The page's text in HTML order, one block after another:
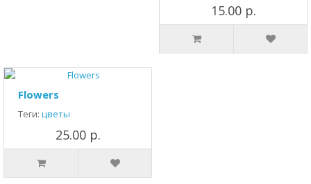
15.00 р.
Flowers
Теги: цветы
25.00 р.